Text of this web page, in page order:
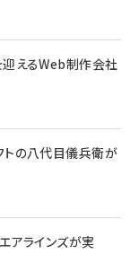
えるWeb制作会社
トの八代目儀兵衛が
アラインズが実